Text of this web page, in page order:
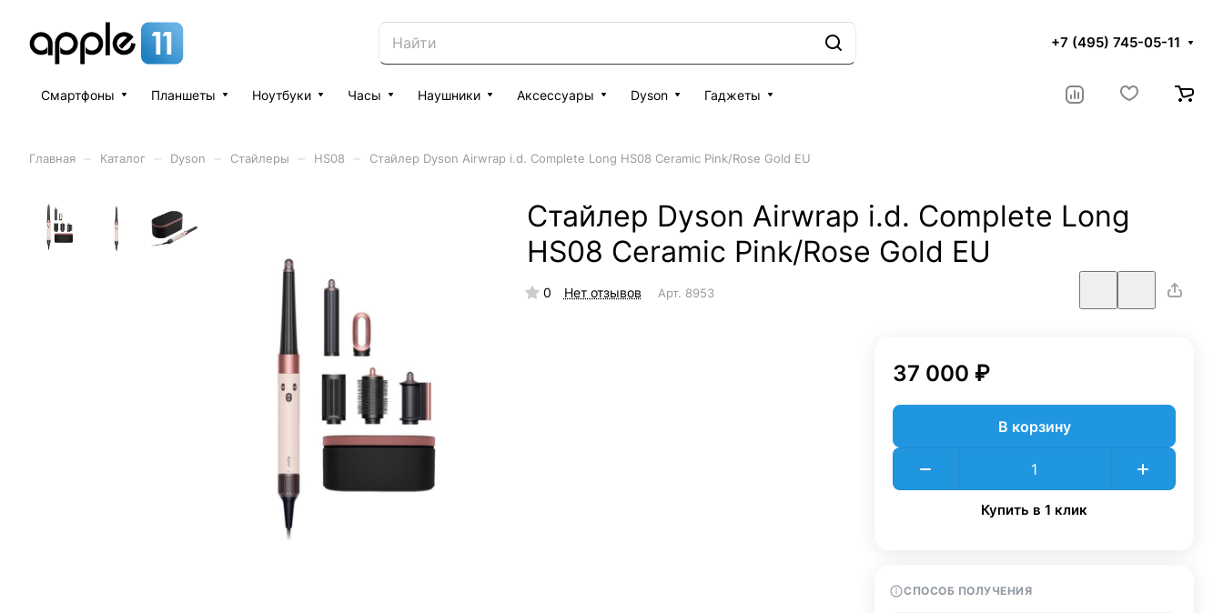
+7 (495) 745-05-11
Смартфоны Планшеты Ноутбуки Часы Наушники Аксессуары Dyson Гаджеты
Главная Каталог Dyson Стайлеры HS08 Стайлер Dyson Airwrap i.d. Complete Long HS08 Ceramic Pink/Rose Gold EU
Стайлер Dyson Airwrap i.d. Complete Long
HS08 Ceramic Pink/Rose Gold EU
0 Нет отзывов Арт. 8953
37 000 ₽
В корзину
Купить в 1 клик
СПОСОБ ПОЛУЧЕНИЯ